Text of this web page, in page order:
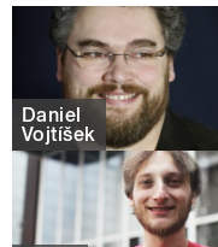
Daniel
Vojtíšek